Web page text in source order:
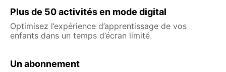
Plus de 50 activités en mode digital
Optimisez l’expérience d’apprentissage de vos
enfants dans un temps d’écran limité.
Un abonnement